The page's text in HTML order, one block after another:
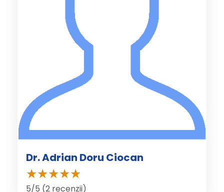
Dr. Adrian Doru Ciocan
5/5 (2 recenzii)